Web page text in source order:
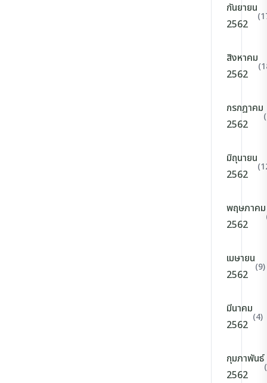
กันยายน
2562
สิงหาคม
2562
กรกฎาคม
2562
มิถุนายน
2562
พฤษภาคม
2562
เมษายน
2562
(9)
มีนาคม
2562
(4)
กุมภาพันธ์
2562